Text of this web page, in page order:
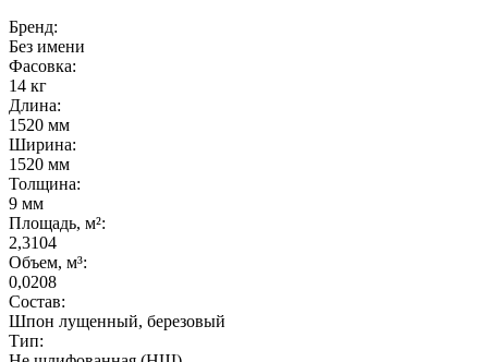
Бренд:
Без имени
Фасовка:
14 кг
Длина:
1520 мм
Ширина:
1520 мм
Толщина:
9 мм
Площадь, м²:
2,3104
Объем, м³:
0,0208
Состав:
Шпон лущенный, березовый
Тип: